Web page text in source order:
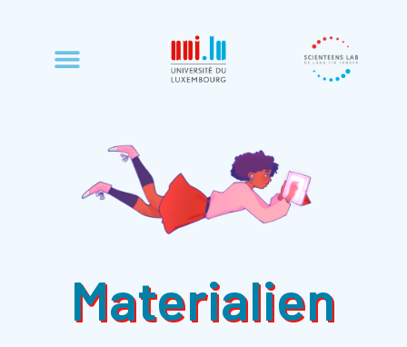
Materialien